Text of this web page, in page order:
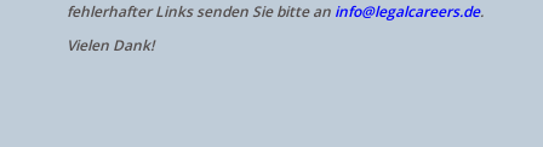
fehlerhafter Links senden Sie bitte an info@legalcareers.de.
Vielen Dank!